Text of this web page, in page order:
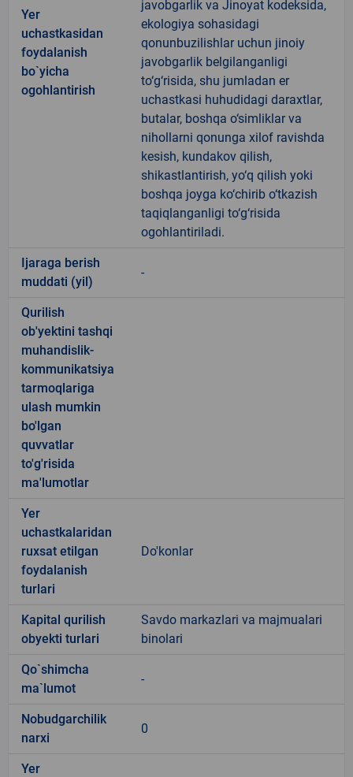
Yer
uchastkasidan
foydalanish
bo`yicha
ogohlantirish
javobgarlik va Jinoyat kodeksida,
ekologiya sohasidagi
qonunbuzilishlar uchun jinoiy
javobgarlik belgilanganligi
to‘g‘risida, shu jumladan er
uchastkasi huhudidagi daraxtlar,
butalar, boshqa o‘simliklar va
nihollarni qonunga xilof ravishda
kesish, kundakov qilish,
shikastlantirish, yo‘q qilish yoki
boshqa joyga ko‘chirib o‘tkazish
taqiqlanganligi to‘g‘risida
ogohlantiriladi.
Ijaraga berish
muddati (yil)
-
Qurilish
ob'yektini tashqi
muhandislik-
kommunikatsiya
tarmoqlariga
ulash mumkin
bo'lgan
quvvatlar
to'g'risida
ma'lumotlar
Yer
uchastkalaridan
ruxsat etilgan
foydalanish
turlari
Do'konlar
Kapital qurilish
obyekti turlari
Savdo markazlari va majmualari
binolari
Qo`shimcha
ma`lumot
-
Nobudgarchilik
narxi
0
Yer